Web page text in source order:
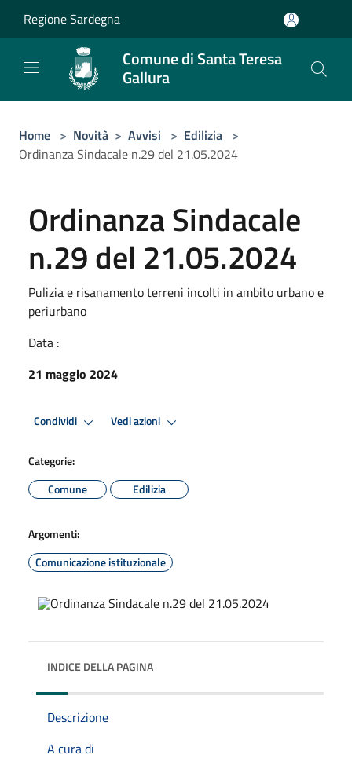
Regione Sardegna
Comune di Santa Teresa
Gallura
Home > Novità > Avvisi > Edilizia >
Ordinanza Sindacale n.29 del 21.05.2024
Ordinanza Sindacale
n.29 del 21.05.2024
Pulizia e risanamento terreni incolti in ambito urbano e
periurbano
Data :
21 maggio 2024
Condividi Vedi azioni
Categorie:
Comune
Edilizia
Argomenti:
Comunicazione istituzionale
INDICE DELLA PAGINA
Descrizione
A cura di